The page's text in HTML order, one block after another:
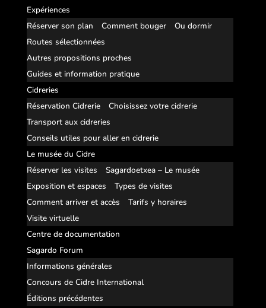
Expériences
Réserver son plan
Comment bouger
Ou dormir
Routes sélectionnées
Autres propositions proches
Guides et information pratique
Cidreries
Réservation Cidrerie
Choisissez votre cidrerie
Transport aux cidreries
Conseils utiles pour aller en cidrerie
Le musée du Cidre
Réserver les visites
Sagardoetxea – Le musée
Exposition et espaces
Types de visites
Comment arriver et accès
Tarifs y horaires
Visite virtuelle
Centre de documentation
Sagardo Forum
Informations générales
Concours de Cidre International
Éditions précédentes